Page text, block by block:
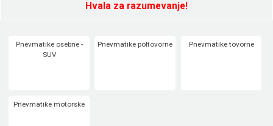
Hvala za razumevanje!
Pnevmatike osebne -
SUV
Pnevmatike poltovorne Pnevmatike tovorne
Pnevmatike motorske